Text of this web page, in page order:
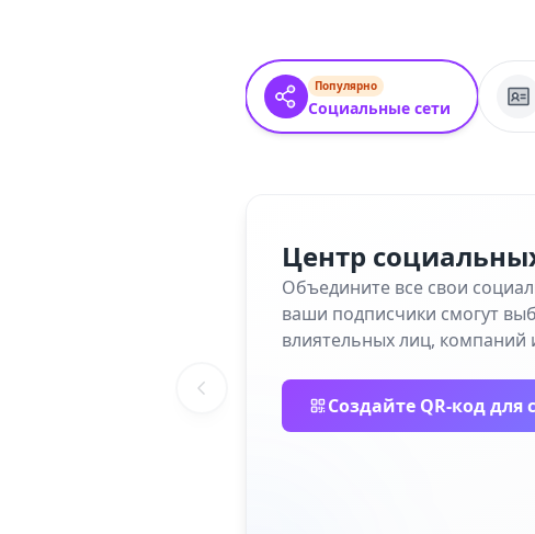
Популярно
Социальные сети
Центр
Объедините все свои
ваши подписчики смогут
влиятельных лиц, компаний
Создайте QR-код для